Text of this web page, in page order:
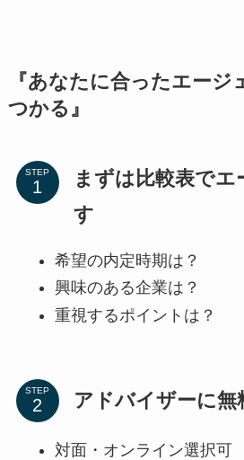
『あなたに合ったエージ
つかる』
STEP
まずは比較表で
す
希望の内定時期は？
興味のある企業は？
重視するポイントは？
STEP アドバイザーに無
対面・オンライン選択可